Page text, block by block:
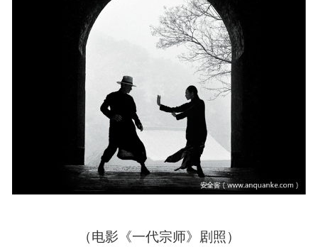
密码学三板斧
《一代宗师》中，叶问靠咏春三板斧「摊、膀、
伏」闯关金楼。